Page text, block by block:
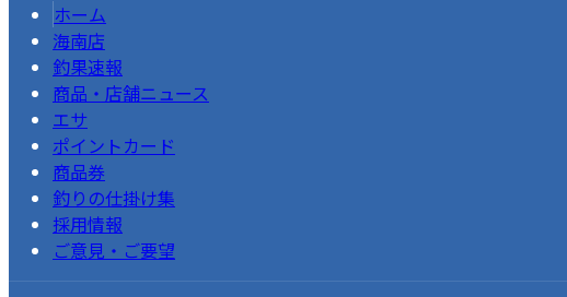
ホーム
海南店
釣果速報
商品・店舗ニュース
エサ
ポイントカード
商品券
釣りの仕掛け集
採用情報
ご意見・ご要望